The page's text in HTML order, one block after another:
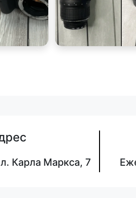
Карла Маркса, 7